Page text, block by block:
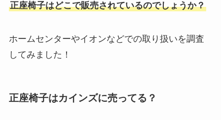
正座椅子はどこで販売されているのでしょうか？
ホームセンターやイオンなどでの取り扱いを調査
してみました！
正座椅子はカインズに売ってる？